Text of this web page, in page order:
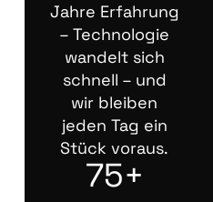
Jahre Erfahrung
– Technologie
wandelt sich
schnell – und
wir bleiben
jeden Tag ein
Stück voraus.
75+